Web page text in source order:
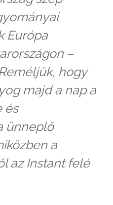
Európa
–
hogy
majd a nap a
és
ünneplő
a
az Instant felé